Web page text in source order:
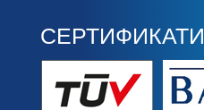
СЕРТИФИКАТИ